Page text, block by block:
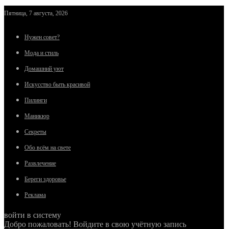
Пятница, 7 августа, 2026
Нужен совет?
Мода и стиль
Домашний уют
Искусство быть красивой
Пилинги
Маникюр
Секреты
Обо всём на свете
Развлечение
Береги здоровье
Реклама
войти в систему
Добро пожаловать! Войдите в свою учётную запись